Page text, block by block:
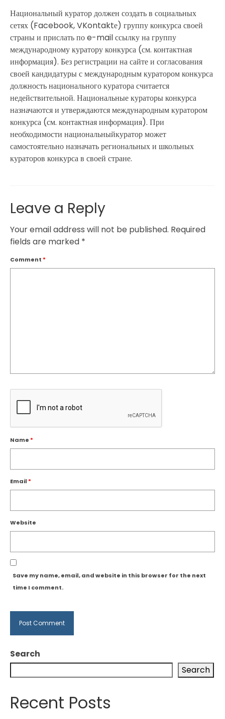
Национальный куратор должен создать в социальных
сетях (Facebook, VKontaktе) группу конкурса своей
страны и прислать по e-mail ссылку на группу
международному куратору конкурса (см. контактная
информация). Без регистрации на сайте и согласования
своей кандидатуры с международным куратором конкурса
должность национального куратора считается
недействительной. Национальные кураторы конкурса
назначаются и утверждаются международным куратором
конкурса (см. контактная информация). При
необходимости национальныйкуратор может
самостоятельно назначать региональных и школьных
кураторов конкурса в своей стране.
Leave a Reply
Your email address will not be published. Required
fields are marked *
Comment *
Name *
Email *
Website
Save my name, email, and website in this browser for the next
time I comment.
Search
Search
Recent Posts